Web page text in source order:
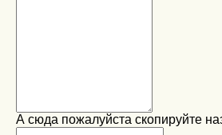
А сюда пожалуйста скопируйте